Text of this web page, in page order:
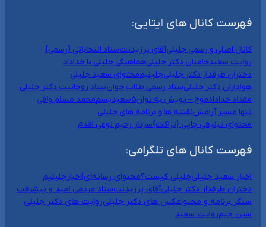
فهرست کانال های ایتایی:
کانال اصلی و رسمی جلیلیآقای پرزیدنتستاد انتخاباتی {رسمی}
روایت سعیدحامیان دکتر جلیلیهماهنگی جلیلی با خداداد
دختران طرفدار دکتر جلیلیجلیلیممحتوای سعید جلیلی
هواداران دکتر جلیلیستاد رسمی طلاب جوانستاد روحانیت دکتر جلیلی
مقداد خدادادموج – پویش به توان۵ سعیدیسممحمد مسلم وافی
تنها مسیر آرامشنقشه ها و برنامه های جلیلی
محتوای تبلیغی چاپی {تراکت}سردار رحیم نوعی اقدم
فهرست کانال های تلگرامی:
اخبار سعید جلیلیجلیلی کیست؟محتوای رسانه‌ای|اخبارجلیلیم
دختران طرفدار دکتر جلیلیآقای پرزیدنتستاد مردمی امید و پیشرفت
سنگر برنامه و محتواعکس های دکتر جلیلیروایت های دکتر جلیلی
سین جیمروایت سعید